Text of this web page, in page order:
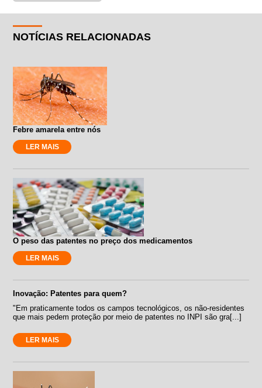
NOTÍCIAS RELACIONADAS
Febre amarela entre nós
LER MAIS
O peso das patentes no preço dos medicamentos
LER MAIS
Inovação: Patentes para quem?
"Em praticamente todos os campos tecnológicos, os não-residentes
que mais pedem proteção por meio de patentes no INPI são gra[...]
LER MAIS